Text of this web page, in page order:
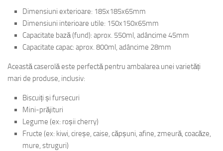
Dimensiuni exterioare: 185x185x65mm
Dimensiuni interioare utile: 150x150x65mm
Capacitate bază (fund): aprox. 550ml, adâncime 45mm
Capacitate capac: aprox. 800ml, adâncime 28mm
Această caserolă este perfectă pentru ambalarea unei varietăți
mari de produse, inclusiv:
Biscuiți și fursecuri
Mini-prăjituri
Legume (ex: roșii cherry)
Fructe (ex: kiwi, cireșe, caise, căpșuni, afine, zmeură, coacăze,
mure, struguri)